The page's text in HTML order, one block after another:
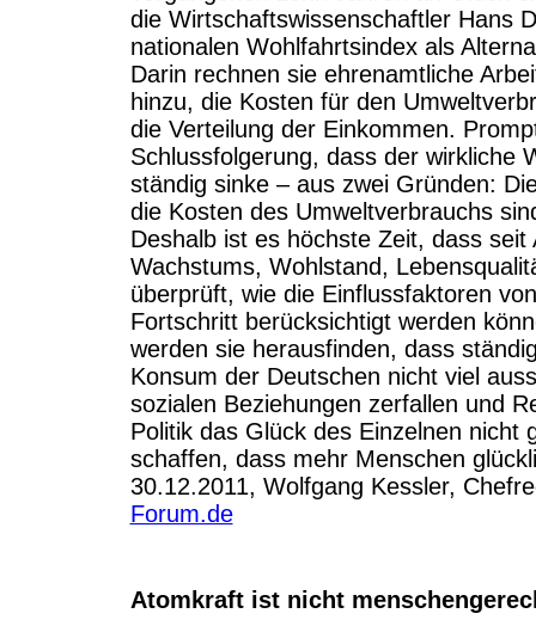
die Wirtschaftswissenschaftler Hans
nationalen Wohlfahrtsindex als
Darin rechnen sie ehrenamtliche
hinzu, die Kosten für den
die Verteilung der Einkommen.
Schlussfolgerung, dass der wirkliche
ständig sinke – aus zwei Gründen:
die Kosten des Umweltverbrauchs
Deshalb ist es höchste Zeit, dass
Wachstums, Wohlstand,
überprüft, wie die Einflussfaktoren
Fortschritt berücksichtigt werden
werden sie herausfinden, dass
Konsum der Deutschen nicht viel
sozialen Beziehungen zerfallen und
Politik das Glück des Einzelnen nicht
schaffen, dass mehr Menschen
30.12.2011, Wolfgang Kessler,
Forum.de
Atomkraft ist nicht